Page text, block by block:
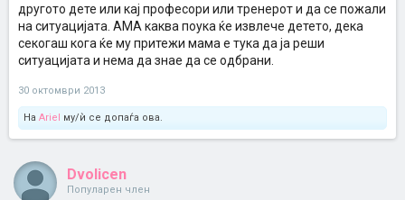
другото дете или кај професори или тренерот и да се пожали
на ситуацијата. АМА каква поука ќе извлече детето, дека
секогаш кога ќе му притежи мама е тука да ја реши
ситуацијата и нема да знае да се одбрани.
30 октомври 2013
На Ariel му/ѝ се допаѓа ова.
Dvolicen
Популарен член